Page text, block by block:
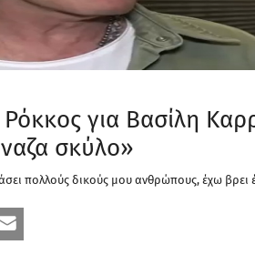
Ρόκκος για Βασίλη
σκύλο»
πολλούς δικούς μου ανθρώπους, έχω βρει